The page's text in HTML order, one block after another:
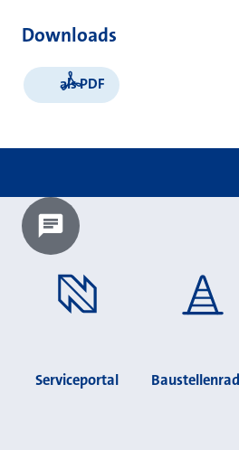
Downloads
als PDF
Chatbot laden?
Serviceportal